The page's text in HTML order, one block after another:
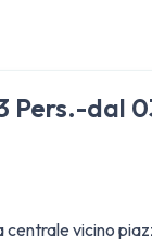
Pers.-dal
centrale vicino